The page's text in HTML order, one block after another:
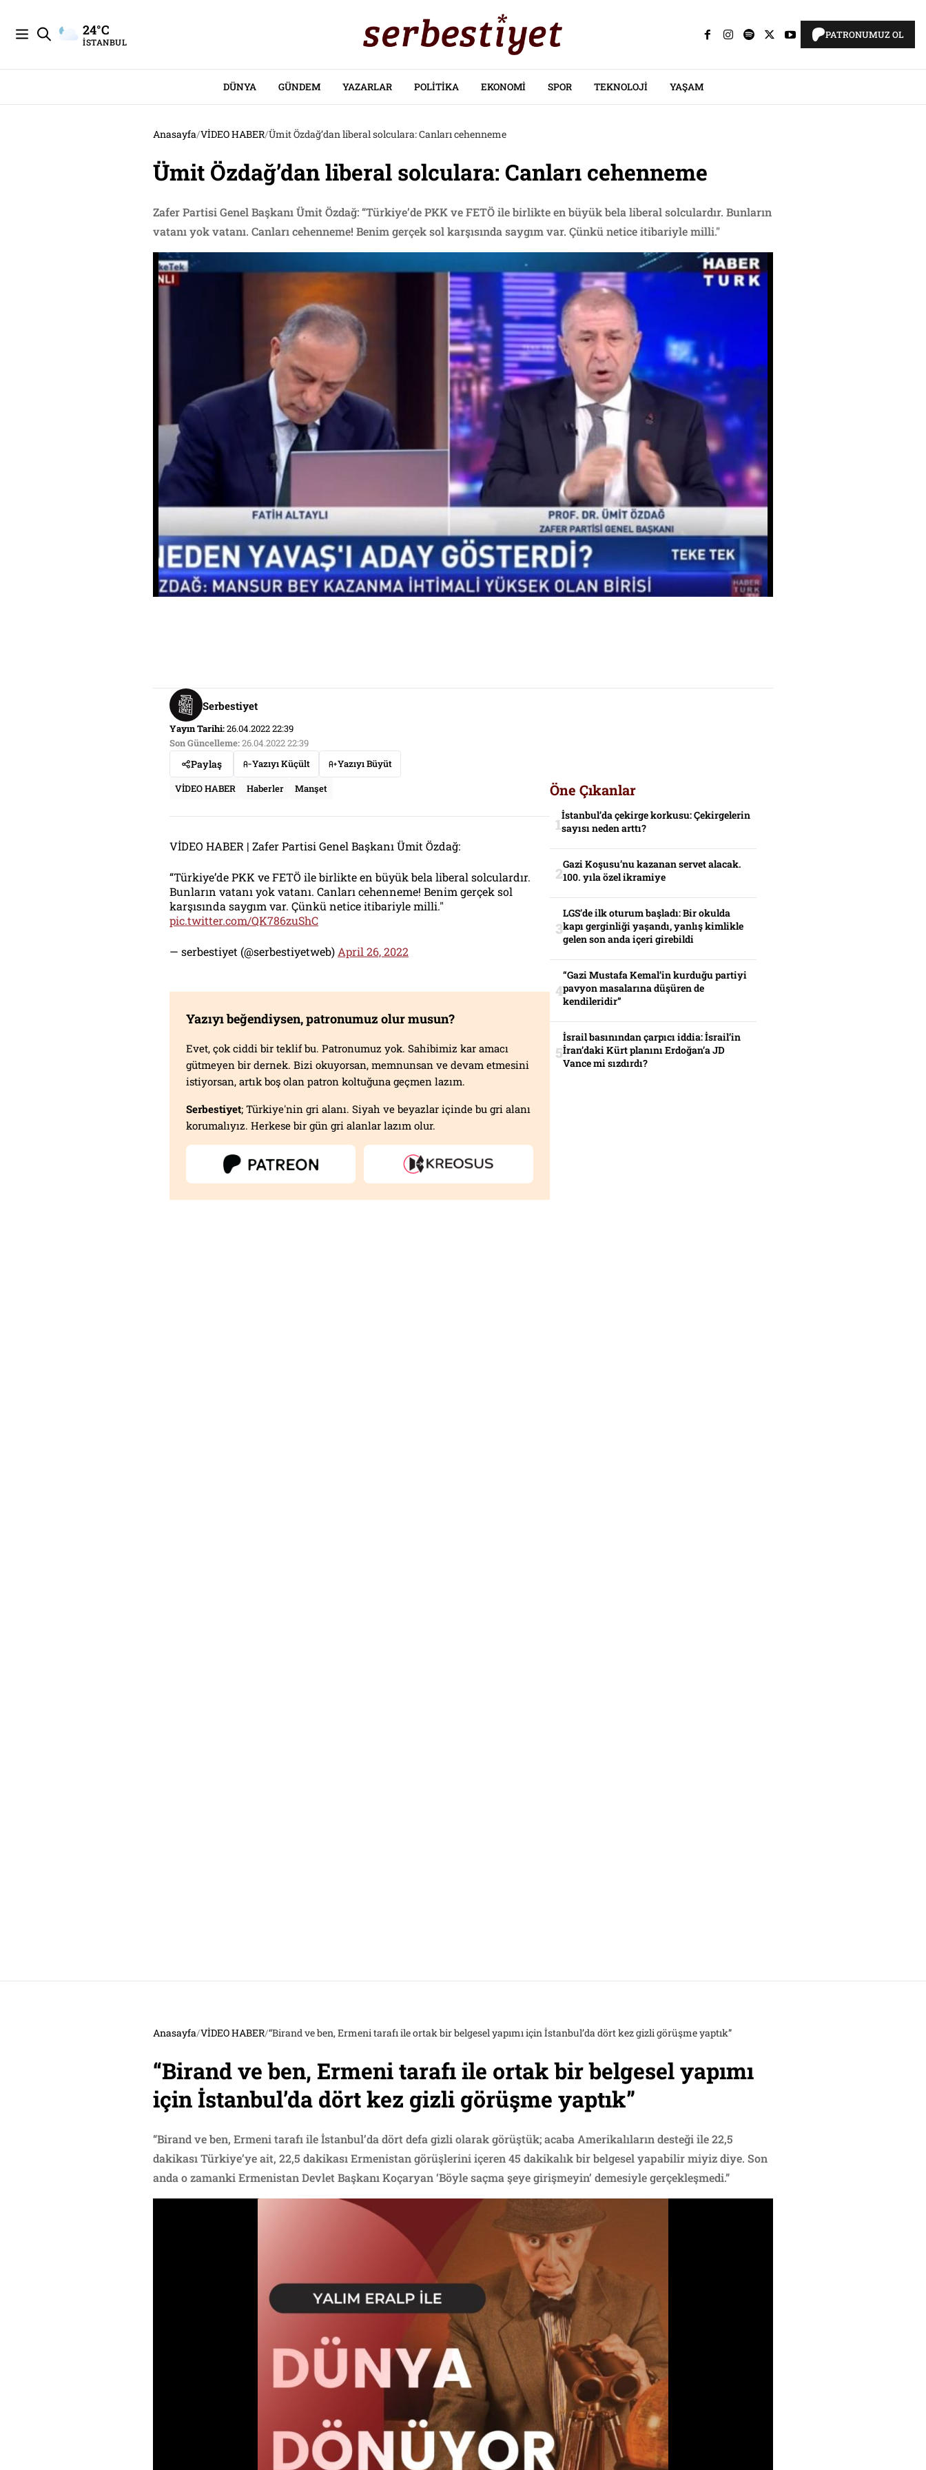
24°C
İSTANBUL
PATRONUMUZ OL
DÜNYA GÜNDEM YAZARLAR POLITIKA EKONOMI SPOR TEKNOLOJI YAŞAM
Anasayfa/VİDEO HABER/Ümit Özdağ’dan liberal solculara: Canları cehenneme
Ümit Özdağ’dan liberal solculara: Canları cehenneme
Zafer Partisi Genel Başkanı Ümit Özdağ: “Türkiye’de PKK ve FETÖ ile birlikte en büyük bela liberal solculardır. Bunların
vatanı yok vatanı. Canları cehenneme! Benim gerçek sol karşısında saygım var. Çünkü netice itibariyle milli."
Serbestiyet
Yayın Tarihi:26.04.2022 22:39
Son Güncelleme:26.04.2022 22:39
Paylaş Yazıyı Küçült
Yazıyı Büyüt
VİDEO HABER
Haberler Manşet
VİDEO HABER | Zafer Partisi Genel Başkanı Ümit Özdağ:
“Türkiye’de PKK ve FETÖ ile birlikte en büyük bela liberal solculardır.
Bunların vatanı yok vatanı. Canları cehenneme! Benim gerçek sol
karşısında saygım var. Çünkü netice itibariyle milli."
pic.twitter.com/QK786zuShC
— serbestiyet (@serbestiyetweb) April 26, 2022
Yazıyı beğendiysen, patronumuz olur musun?
Evet, çok ciddi bir teklif bu. Patronumuz yok. Sahibimiz kar amacı
gütmeyen bir dernek. Bizi okuyorsan, memnunsan ve devam etmesini
istiyorsan, artık boş olan patron koltuğuna geçmen lazım.
Serbestiyet; Türkiye'nin gri alanı. Siyah ve beyazlar içinde bu gri alanı
korumalıyız. Herkese bir gün gri alanlar lazım olur.
Öne Çıkanlar
İstanbul’da çekirge korkusu: Çekirgelerin
sayısı neden arttı?
Gazi Koşusu’nu kazanan servet alacak.
100. yıla özel ikramiye
LGS’de ilk oturum başladı: Bir okulda
kapı gerginliği yaşandı, yanlış kimlikle
gelen son anda içeri girebildi
“Gazi Mustafa Kemal’in kurduğu partiyi
pavyon masalarına düşüren de
kendileridir”
İsrail basınından çarpıcı iddia: İsrail’in
İran’daki Kürt planını Erdoğan’a JD
Vance mi sızdırdı?
Anasayfa/VİDEO HABER/“Birand ve ben, Ermeni tarafı ile ortak bir belgesel yapımı için İstanbul’da dört kez gizli görüşme yaptık”
“Birand ve ben, Ermeni tarafı ile ortak bir belgesel yapımı
için İstanbul’da dört kez gizli görüşme yaptık”
“Birand ve ben, Ermeni tarafı ile İstanbul’da dört defa gizli olarak görüştük; acaba Amerikalıların desteği ile 22,5
dakikası Türkiye’ye ait, 22,5 dakikası Ermenistan görüşlerini içeren 45 dakikalık bir belgesel yapabilir miyiz diye. Son
anda o zamanki Ermenistan Devlet Başkanı Koçaryan ‘Böyle saçma şeye girişmeyin’ demesiyle gerçekleşmedi.”